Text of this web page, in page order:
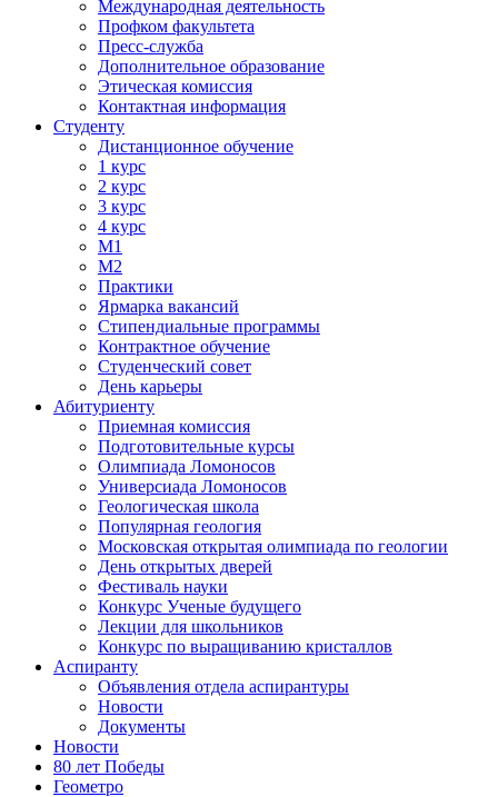
Международная деятельность
Профком факультета
Пресс-служба
Дополнительное образование
Этическая комиссия
Контактная информация
Студенту
Дистанционное обучение
1 курс
2 курс
3 курс
4 курс
М1
М2
Практики
Ярмарка вакансий
Стипендиальные программы
Контрактное обучение
Студенческий совет
День карьеры
Абитуриенту
Приемная комиссия
Подготовительные курсы
Олимпиада Ломоносов
Универсиада Ломоносов
Геологическая школа
Популярная геология
Московская открытая олимпиада по геологии
День открытых дверей
Фестиваль науки
Конкурс Ученые будущего
Лекции для школьников
Конкурс по выращиванию кристаллов
Аспиранту
Объявления отдела аспирантуры
Новости
Документы
Новости
80 лет Победы
Геометро